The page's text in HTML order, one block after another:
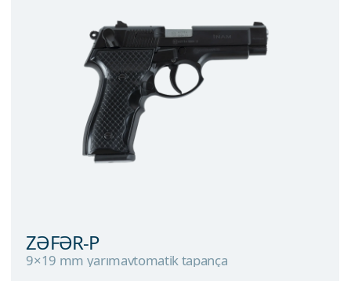
ZƏFƏR-P
9×19 mm yarımavtomatik tapança